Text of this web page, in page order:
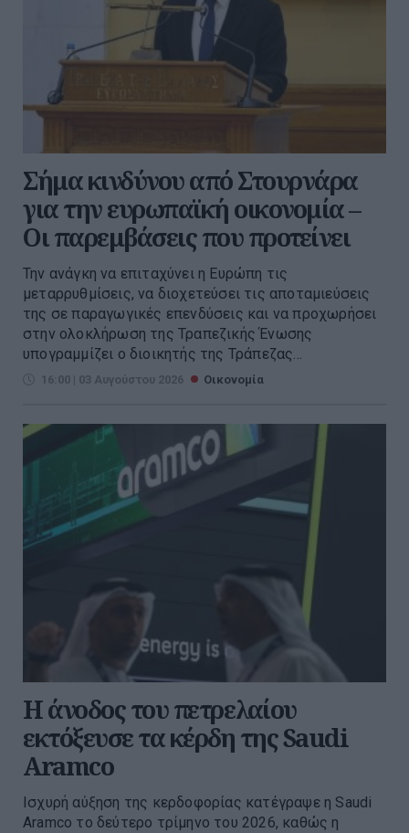
Σήμα κινδύνου από Στουρνάρα
για την ευρωπαϊκή οικονομία –
Οι παρεμβάσεις που προτείνει
Την ανάγκη να επιταχύνει η Ευρώπη τις
μεταρρυθμίσεις, να διοχετεύσει τις αποταμιεύσεις
της σε παραγωγικές επενδύσεις και να προχωρήσει
στην ολοκλήρωση της Τραπεζικής Ένωσης
υπογραμμίζει ο διοικητής της Τράπεζας...
16:00 | 03 Αυγούστου 2026 Οικονομία
Η άνοδος του πετρελαίου
εκτόξευσε τα κέρδη της Saudi
Aramco
Ισχυρή αύξηση της κερδοφορίας κατέγραψε η Saudi
Aramco το δεύτερο τρίμηνο του 2026, καθώς η